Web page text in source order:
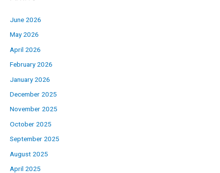
June 2026
May 2026
April 2026
February 2026
January 2026
December 2025
November 2025
October 2025
September 2025
August 2025
April 2025